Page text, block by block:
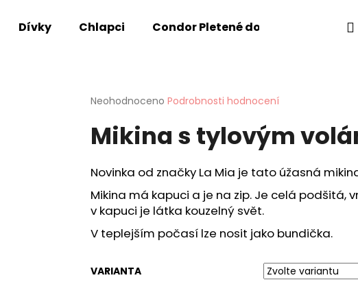
Dívky Chlapci Condor Pletené doplňky
Průměrné
produktu
je
z
5
hvězdiček.
Neohodnoceno Podrobnosti hodnocení
Mikina s tylovým
Novinka od značky La Mia je tato úžasná
Mikina má kapuci a je na zip. Je celá podšitá,
v kapuci je látka kouzelný svět.
V teplejším počasí lze nosit jako bundička.
VARIANTA
HLEDAT